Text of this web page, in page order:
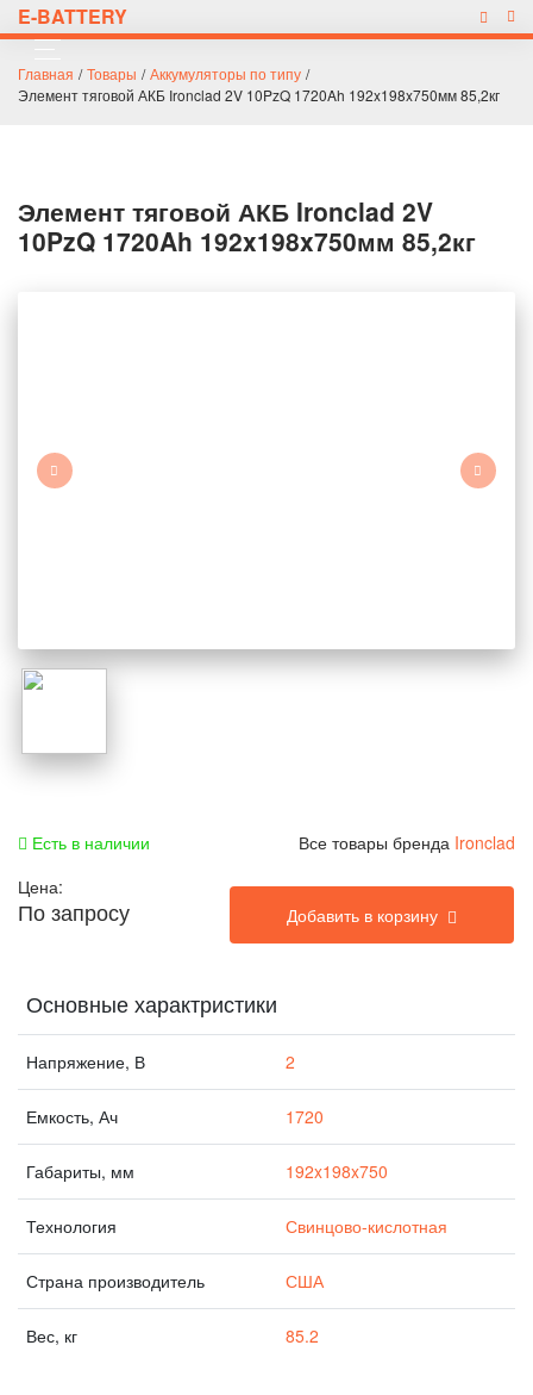
E-BATTERY
Главная / Товары / Аккумуляторы по типу /
Элемент тяговой АКБ Ironclad 2V 10PzQ 1720Ah 192x198x750мм 85,2кг
Элемент тяговой АКБ Ironclad 2V
10PzQ 1720Ah 192x198x750мм 85,2кг
Есть в наличии Все товары бренда Ironclad
Цена:
По запросу Добавить в корзину
Основные характристики
Напряжение, В 2
Емкость, Ач 1720
Габариты, мм 192x198x750
Технология Свинцово-кислотная
Страна производитель США
Вес, кг 85.2